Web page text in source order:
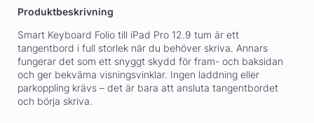
Produktbeskrivning
Smart Keyboard Folio till iPad Pro 12.9 tum är ett
tangentbord i full storlek när du behöver skriva. Annars
fungerar det som ett snyggt skydd för fram- och baksidan
och ger bekväma visningsvinklar. Ingen laddning eller
parkoppling krävs – det är bara att ansluta tangentbordet
och börja skriva.